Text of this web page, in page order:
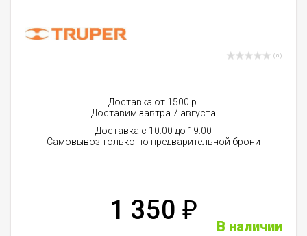
( 0 )
Доставка от 1500 р.
Доставим завтра 7 августа
Доставка с 10:00 до 19:00
Самовывоз только по предварительной брони
1 350 ₽
В наличии